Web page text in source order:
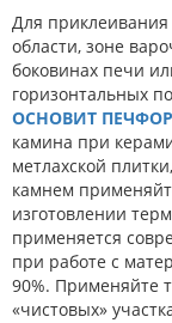
Для
области, зоне
боковинах печи
горизонтальных
ОСНОВИТ
камина при
метлахской
камнем
изготовлении
применяется
при работе с
90%. Применяйте
«чистовых»